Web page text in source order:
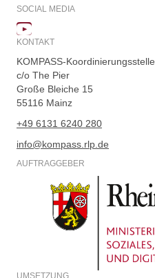
SOCIAL MEDIA
KONTAKT
KOMPASS-Koordinierungsstelle
c/o The Pier
Große Bleiche 15
55116 Mainz
+49 6131 6240 280
info@kompass.rlp.de
AUFTRAGGEBER
UMSETZUNG